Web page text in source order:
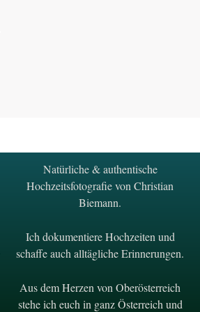
Natürliche & authentische
Hochzeitsfotografie von Christian
Biemann.
Ich dokumentiere Hochzeiten und
schaffe auch alltägliche Erinnerungen.
Aus dem Herzen von Oberösterreich
stehe ich euch in ganz Österreich und